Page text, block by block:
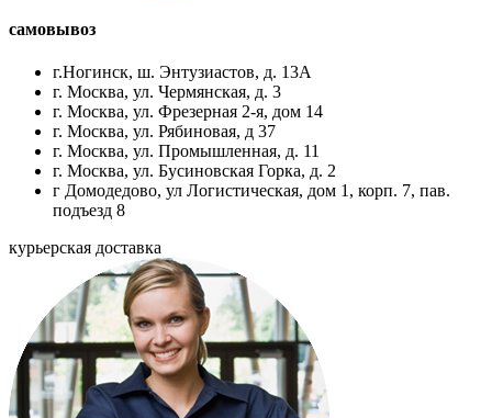
самовывоз
г.Ногинск, ш. Энтузиастов, д. 13А
г. Москва, ул. Чермянская, д. 3
г. Москва, ул. Фрезерная 2-я, дом 14
г. Москва, ул. Рябиновая, д 37
г. Москва, ул. Промышленная, д. 11
г. Москва, ул. Бусиновская Горка, д. 2
г Домодедово, ул Логистическая, дом 1, корп. 7, пав.
подъезд 8
курьерская доставка